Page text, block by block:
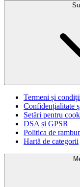
Termeni și condiții
Confidențialitate
Setări pentru
DSA și GPSR
Politica de
Hartă de categorii